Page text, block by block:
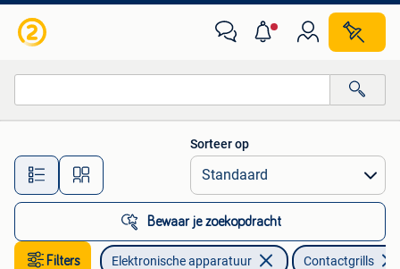
Alle afstanden…
Sorteer op
Bewaar je zoekopdracht
Filters Elektronische apparatuur Contactgrills